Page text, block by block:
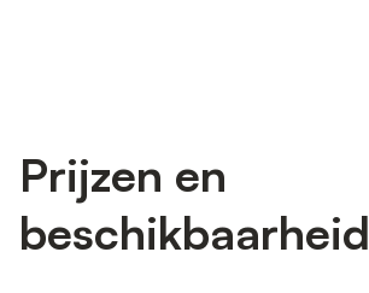
Prijzen en
beschikbaarheid